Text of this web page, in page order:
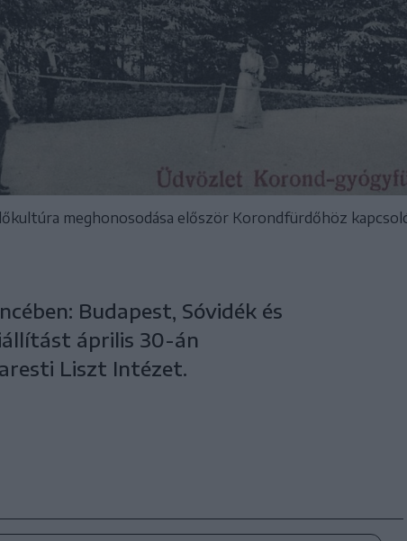
meghonosodása először Korondfürdőhöz
Budapest, Sóvidék és
április 30-án
Liszt Intézet.